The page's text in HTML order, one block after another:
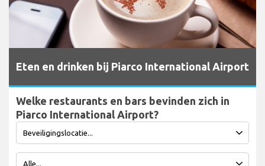
Eten en drinken bij Piarco International Airport
Welke restaurants en bars bevinden zich in
Piarco International Airport?